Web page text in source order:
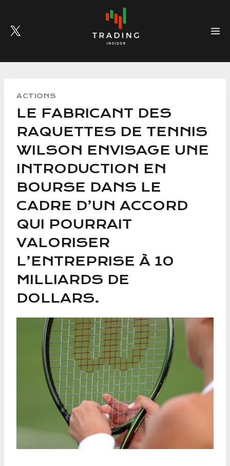
content
ACTIONS
LE FABRICANT DES
RAQUETTES DE TENNIS
WILSON ENVISAGE UNE
INTRODUCTION EN
BOURSE DANS LE
CADRE D’UN ACCORD
QUI POURRAIT
VALORISER
L’ENTREPRISE À 10
MILLIARDS DE
DOLLARS.